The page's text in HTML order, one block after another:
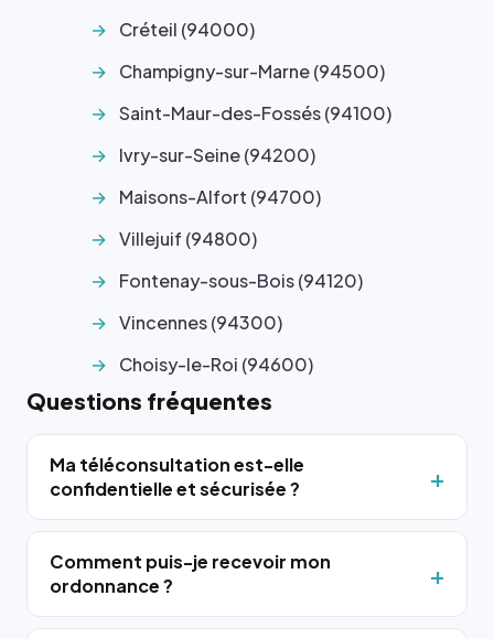
Créteil (94000)
Champigny-sur-Marne (94500)
Saint-Maur-des-Fossés (94100)
Ivry-sur-Seine (94200)
Maisons-Alfort (94700)
Villejuif (94800)
Fontenay-sous-Bois (94120)
Vincennes (94300)
Choisy-le-Roi (94600)
Questions fréquentes
Ma téléconsultation est-elle
confidentielle et sécurisée ?
Comment puis-je recevoir mon
ordonnance ?